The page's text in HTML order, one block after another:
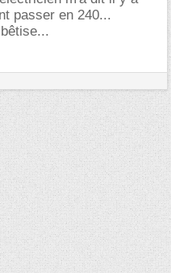
passer en 240...